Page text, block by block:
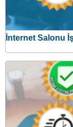
İnternet Salonu